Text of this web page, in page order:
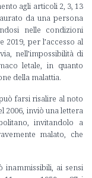
agli articoli 2, 3, 13
da una persona
nelle condizioni
2019, per l’accesso al
nell’impossibilità di
letale, in quanto
della malattia.
farsi risalire al noto
2006, inviò una lettera
invitandolo a
malato, che
inammissibili, ai sensi